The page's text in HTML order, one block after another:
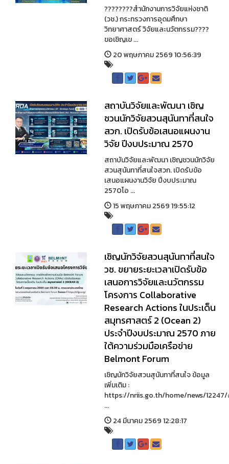
????????สำนักงานการวิจัยแห่งชาติ
(วช.) กระทรวงการอุดมศึกษา
วิทยาศาสตร์ วิจัยและนวัตกรรม????
ขอเชิญเข ...
20 พฤษภาคม 2569 10:56:39
สถาบันวิจัยและพัฒนา เชิญ
ชวนนักวิจัยสวนสุนันทาที่สนใจ
สวก. เปิดรับข้อเสนอแผนงาน
วิจัย ปีงบประมาณ 2570
สถาบันวิจัยและพัฒนา เชิญชวนนักวิจัย
สวนสุนันทาที่สนใจสวก. เปิดรับข้อ
เสนอแผนงานวิจัย ปีงบประมาณ
2570โอ ...
15 พฤษภาคม 2569 19:55:12
เชิญนักวิจัยสวนสุนันทาที่สนใจ
วช. ขยายระยะเวลาเปิดรับข้อ
เสนอการวิจัยและนวัตกรรม
โครงการ Collaborative
Research Actions ในประเด็น
สมุทรศาสตร์ 2 (Ocean 2)
ประจำปีงบประมาณ 2570 ภาย
ใต้ความร่วมมือเครือข่าย
Belmont Forum
เชิญนักวิจัยสวนสุนันทาที่สนใจ ข้อมูล
เพิ่มเติม :
https://nriis.go.th/home/news/12247/
...
24 มีนาคม 2569 12:28:17